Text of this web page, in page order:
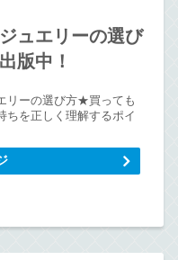
ュエリーの選び
版中！
リーの選び方★買っても
ちを正しく理解するポイ